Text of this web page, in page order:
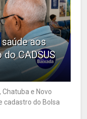
aos
CADSUS
e Novo
cadastro do Bolsa